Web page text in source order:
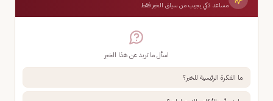
مساعد ذكي يجيب من سياق الخبر فقط
اسأل ما تريد عن هذا الخبر
ما الفكرة الرئيسية للخبر؟